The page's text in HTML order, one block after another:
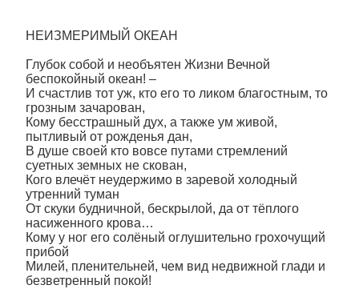
НЕИЗМЕРИМЫЙ ОКЕАН
Глубок собой и необъятен Жизни Вечной
беспокойный океан! –
И счастлив тот уж, кто его то ликом благостным, то
грозным зачарован,
Кому бесстрашный дух, а также ум живой,
пытливый от рожденья дан,
В душе своей кто вовсе путами стремлений
суетных земных не скован,
Кого влечёт неудержимо в заревой холодный
утренний туман
От скуки будничной, бескрылой, да от тёплого
насиженного крова…
Кому у ног его солёный оглушительно грохочущий
прибой
Милей, пленительней, чем вид недвижной глади и
безветренный покой!